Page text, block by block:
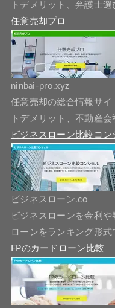
トデメリット、弁護士
任意売却プロ
ninbai-pro.xyz
任意売却の総合情報サ
トデメリット、不動産
ビジネスローン比較コン
ビジネスローン.co
ビジネスローンを金利
ローンをランキング形式
FPのカードローン比較